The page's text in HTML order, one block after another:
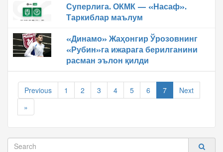
Суперлига. ОКМК — «Насаф».
Таркиблар маълум
«Динамо» Жаҳонгир Ўрозовнинг
«Рубин»га ижарага берилганини
расман эълон қилди
Previous 1 2 3 4 5 6 7
Next
»